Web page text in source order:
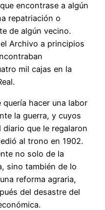
encontrase a algún
repatriación o
de algún vecino.
Archivo a principios
mil cajas en la
hacer una labor
la guerra, y cuyos
que le regalaron
al trono en 1902.
no solo de la
sino también de lo
reforma agraria,
del desastre del